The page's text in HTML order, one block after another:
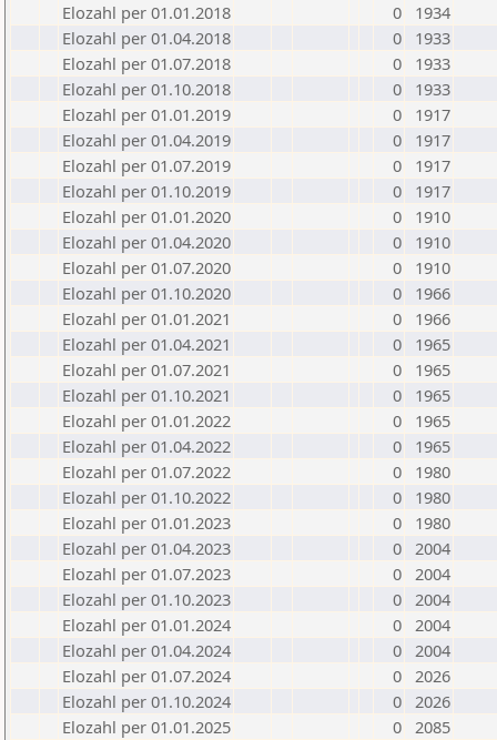
Elozahl per 01.01.2018
0
1934
Elozahl per 01.04.2018
0
1933
Elozahl per 01.07.2018
0
1933
Elozahl per 01.10.2018
0
1933
Elozahl per 01.01.2019
0
1917
Elozahl per 01.04.2019
0
1917
Elozahl per 01.07.2019
0
1917
Elozahl per 01.10.2019
0
1917
Elozahl per 01.01.2020
0
1910
Elozahl per 01.04.2020
0
1910
Elozahl per 01.07.2020
0
1910
Elozahl per 01.10.2020
0
1966
Elozahl per 01.01.2021
0
1966
Elozahl per 01.04.2021
0
1965
Elozahl per 01.07.2021
0
1965
Elozahl per 01.10.2021
0
1965
Elozahl per 01.01.2022
0
1965
Elozahl per 01.04.2022
0
1965
Elozahl per 01.07.2022
0
1980
Elozahl per 01.10.2022
0
1980
Elozahl per 01.01.2023
0
1980
Elozahl per 01.04.2023
0 2004
Elozahl per 01.07.2023
0 2004
Elozahl per 01.10.2023
0 2004
Elozahl per 01.01.2024
0 2004
Elozahl per 01.04.2024
0 2004
Elozahl per 01.07.2024
0 2026
Elozahl per 01.10.2024
0 2026
Elozahl per 01.01.2025
0 2085